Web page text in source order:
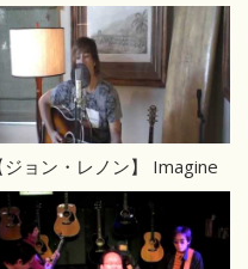
ジョン・レノン】 Imagine